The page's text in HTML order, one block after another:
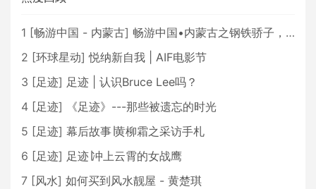
1 [畅游中国 - 内蒙古] 畅游中国•内蒙古之钢铁骄子，魅力包头
2 [环球星动] 悦纳新自我 | AIF电影节
3 [足迹] 足迹 | 认识Bruce Lee吗？
4 [足迹]
《足迹》---那些被遗忘的时光
5 [足迹] 幕后故事∣黄柳霜之采访手札
6 [足迹] 足迹∣冲上云霄的女战鹰
7 [风水] 如何买到风水靓屋 - 黄楚琪